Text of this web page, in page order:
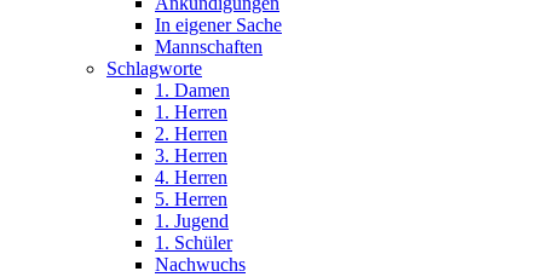
In eigener Sache
Mannschaften
Schlagworte
1. Damen
1. Herren
2. Herren
3. Herren
4. Herren
5. Herren
1. Jugend
1. Schüler
Nachwuchs